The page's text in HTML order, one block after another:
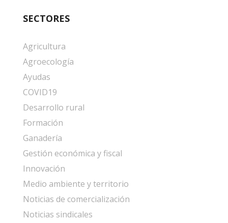
SECTORES
Agricultura
Agroecología
Ayudas
COVID19
Desarrollo rural
Formación
Ganadería
Gestión económica y fiscal
Innovación
Medio ambiente y territorio
Noticias de comercialización
Noticias sindicales